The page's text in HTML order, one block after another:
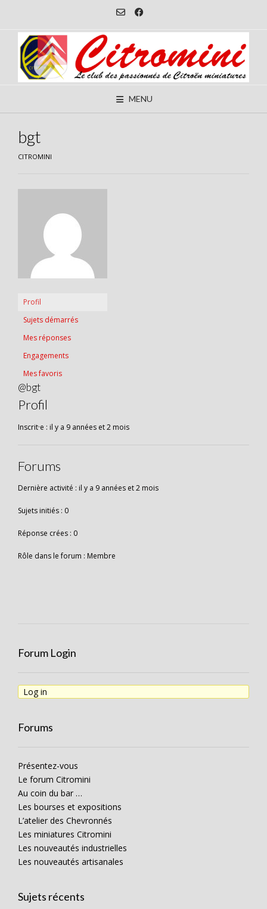
content
MENU
bgt
CITROMINI
Profil
Sujets démarrés
Mes réponses
Engagements
Mes favoris
@bgt
Profil
Inscrit·e : il y a 9 années et 2 mois
Forums
Dernière activité : il y a 9 années et 2 mois
Sujets initiés : 0
Réponse crées : 0
Rôle dans le forum : Membre
Forum Login
Log in
Forums
Présentez-vous
Le forum Citromini
Au coin du bar …
Les bourses et expositions
L’atelier des Chevronnés
Les miniatures Citromini
Les nouveautés industrielles
Les nouveautés artisanales
Sujets récents